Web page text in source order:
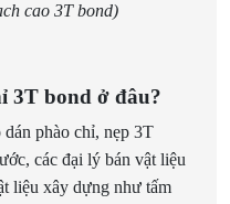
cao 3T bond)
3T bond ở đâu?
phào chỉ, nẹp 3T
các đại lý bán vật liệu
liệu xây dựng như tấm